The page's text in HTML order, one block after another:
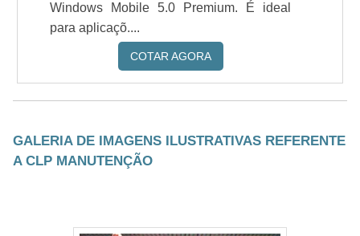
Windows Mobile 5.0 Premium. É ideal
para aplicaçõ....
COTAR AGORA
GALERIA DE IMAGENS ILUSTRATIVAS REFERENTE
A CLP MANUTENÇÃO